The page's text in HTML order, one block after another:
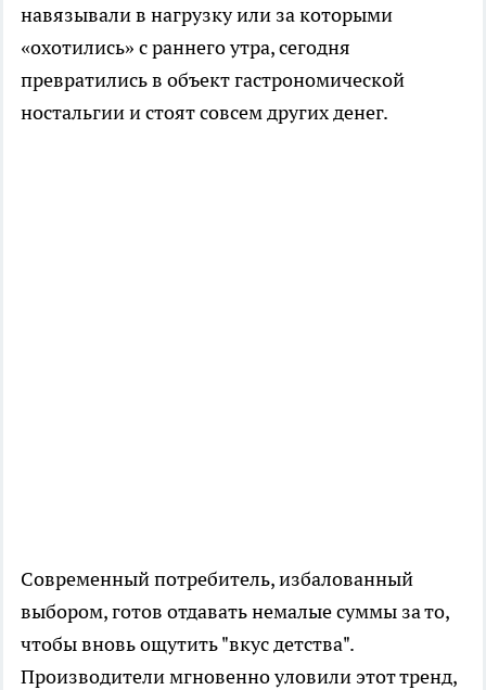
навязывали в нагрузку или за которыми
«охотились» с раннего утра, сегодня
превратились в объект гастрономической
ностальгии и стоят совсем других денег.
Современный потребитель, избалованный
выбором, готов отдавать немалые суммы за то,
чтобы вновь ощутить "вкус детства".
Производители мгновенно уловили этот тренд,